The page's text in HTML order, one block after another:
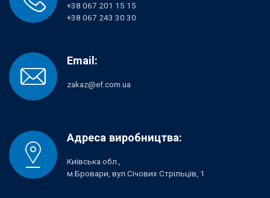
+38 067 201 15 15
+38 067 243 30 30
Email:
zakaz@ef.com.ua
Адреса виробництва:
Київська обл.,
м.Бровари, вул.Січових Стрільців, 1